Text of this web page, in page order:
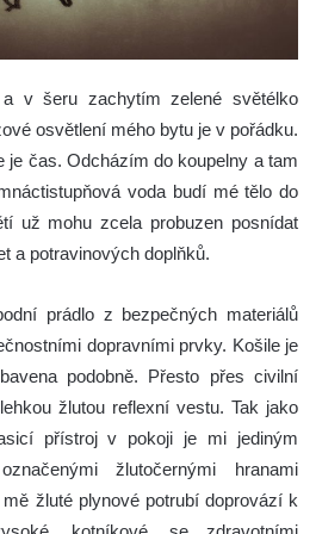
v šeru zachytím zelené světélko
osvětlení mého bytu je v pořádku.
je čas. Odcházím do koupelny a tam
voda budí mé tělo do
už mohu zcela probuzen posnídat
a potravinových doplňků.
prádlo z bezpečných materiálů
dopravními prvky. Košile je
podobně. Přesto přes civilní
žlutou reflexní vestu. Tak jako
přístroj v pokoji je mi jediným
žlutočernými hranami
žluté plynové potrubí doprovází k